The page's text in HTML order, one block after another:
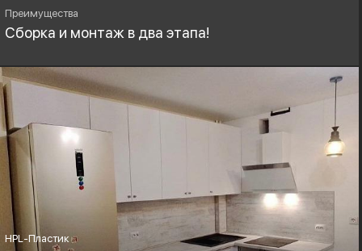
Boyard, Blum
Преимущества
Сборка и монтаж в два этапа!
HPL-Пластик